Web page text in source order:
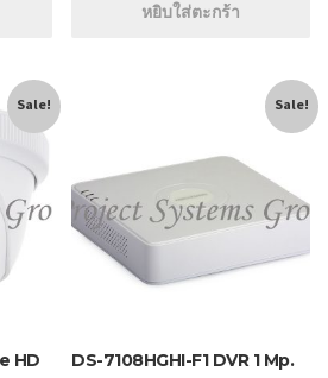
หยิบใส่ตะกร้า
Sale!
HD
Sale!
DS-7108HGHI-F1 DVR 1 Mp.